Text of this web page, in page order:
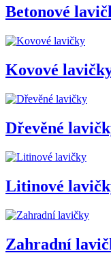
Betonové
Kovové
Dřevěné
Litinové
Zahradní